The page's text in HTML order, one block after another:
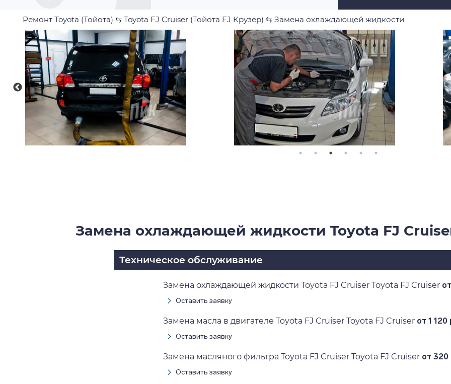
Ремонт Toyota (Тойота) ⇆ Toyota FJ Cruiser (Тойота FJ Крузер) ⇆ Замена охлаждающей жидкости
Замена охлаждающей жидкости Toyota FJ
Техническое обслуживание
Замена охлаждающей жидкости Toyota FJ Cruiser Toyota FJ Cruiser
Оставить заявку
Замена масла в двигателе Toyota FJ Cruiser Toyota FJ Cruiser от 1 120
Оставить заявку
Замена масляного фильтра Toyota FJ Cruiser Toyota FJ Cruiser от 320
Оставить заявку